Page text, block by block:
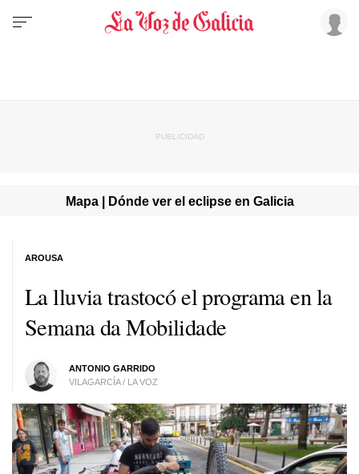
Mapa | Dónde ver el eclipse en Galicia
La lluvia trastocó el programa en la
Semana da Mobilidade
ANTONIO GARRIDO
VILAGARCÍA / LA VOZ
AROUSA